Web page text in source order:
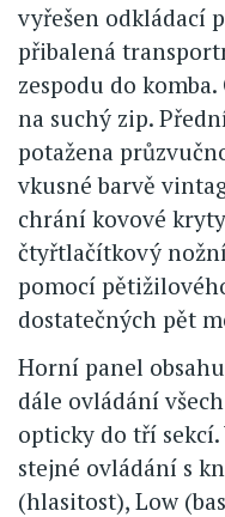
vyřešen odkládací
přibalená
zespodu do
na suchý zip.
potažena
vkusné barvě
chrání kovové
čtyřtlačítkový
pomocí
dostatečných pět
Horní panel
dále ovládání
opticky do tří
stejné ovládání s
(hlasitost), Low